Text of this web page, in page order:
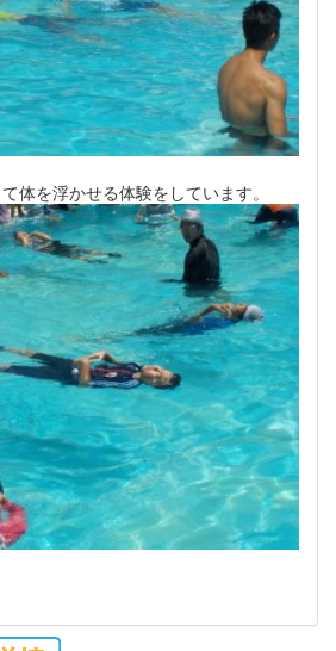
体を浮かせる体験をしています。